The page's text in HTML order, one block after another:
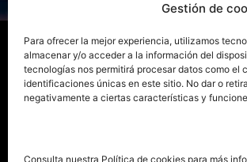
Gestión de
Para ofrecer la mejor experiencia, utilizamos
almacenar y/o acceder a la información del
tecnologías nos permitirá procesar datos como el
identificaciones únicas en este sitio. No dar o
negativamente a ciertas características y
Consulta nuestra Política de cookies para más
pionero de autoedición